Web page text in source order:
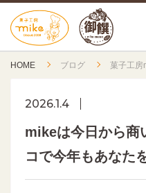
HOME ブログ 菓子工房
2026.1.4
mikeは今日から商
コで今年もあなた